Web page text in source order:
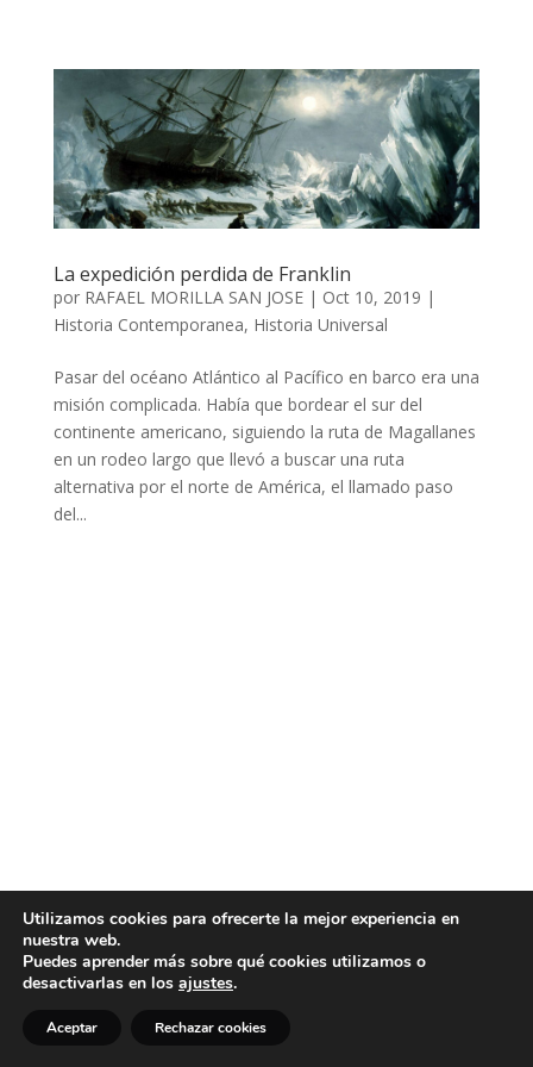
La expedición perdida de Franklin
por RAFAEL MORILLA SAN JOSE| Oct 10, 2019 |
Historia Contemporanea, Historia Universal
Pasar del océano Atlántico al Pacífico en barco era una
misión complicada. Había que bordear el sur del
continente americano, siguiendo la ruta de Magallanes
en un rodeo largo que llevó a buscar una ruta
alternativa por el norte de América, el llamado paso
del...
Utilizamos cookies para ofrecerte la mejor experiencia en
nuestra web.
Puedes aprender más sobre qué cookies utilizamos o
desactivarlas en los ajustes.
Aceptar Rechazar cookies